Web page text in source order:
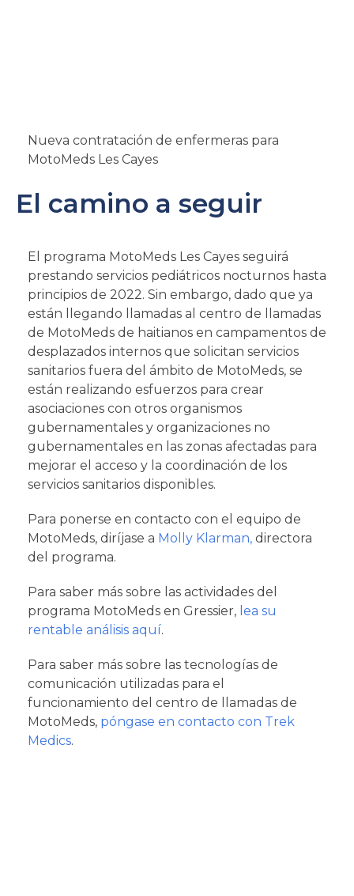
Nueva contratación de enfermeras para
MotoMeds Les Cayes
El camino a seguir
El programa MotoMeds Les Cayes seguirá
prestando servicios pediátricos nocturnos hasta
principios de 2022. Sin embargo, dado que ya
están llegando llamadas al centro de llamadas
de MotoMeds de haitianos en campamentos de
desplazados internos que solicitan servicios
sanitarios fuera del ámbito de MotoMeds, se
están realizando esfuerzos para crear
asociaciones con otros organismos
gubernamentales y organizaciones no
gubernamentales en las zonas afectadas para
mejorar el acceso y la coordinación de los
servicios sanitarios disponibles.
Para ponerse en contacto con el equipo de
MotoMeds, diríjase a Molly Klarman, directora
del programa.
Para saber más sobre las actividades del
programa MotoMeds en Gressier, lea su
rentable análisis aquí.
Para saber más sobre las tecnologías de
comunicación utilizadas para el
funcionamiento del centro de llamadas de
MotoMeds, póngase en contacto con Trek
Medics.